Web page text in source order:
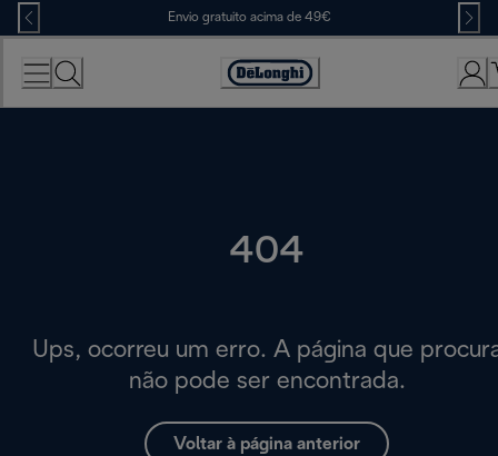
Skip
to
Content
Envio gratuito acima de 49€
Accessibility
Statement
404
Ups, ocorreu um erro. A página que
não pode ser encontrada.
Voltar à página anterior